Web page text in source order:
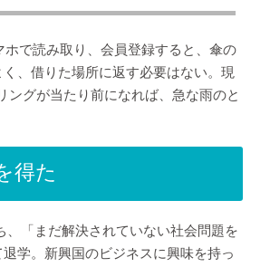
で読み取り、会員登録すると、傘の
、借りた場所に返す必要はない。現
ングが当たり前になれば、急な雨のと
得た
「まだ解決されていない社会問題を
学。新興国のビジネスに興味を持っ